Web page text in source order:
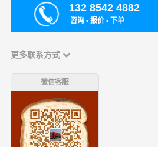
132 8542 4882
咨询 ▪ 报价 ▪ 下单
更多联系方式
微信客服